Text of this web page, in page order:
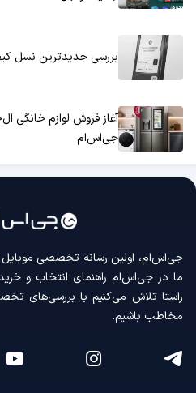
بررسی جدیدترین نسل
آغاز فروش لوازم خانگی
جی‌اس‌ام
جی‌اس‌ام، اولین رسانه‌ تخصصی
ما در جی‌اس‌ام راهنمای انتخاب و
راستا تلاش می‌کنیم با بررسی‌های
مخاطب باشیم.